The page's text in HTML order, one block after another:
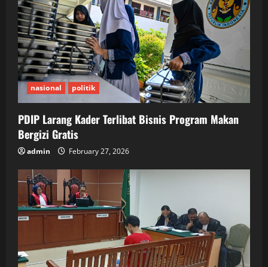
nasional politik
PDIP Larang Kader Terlibat Bisnis Program Makan
Bergizi Gratis
admin February 27, 2026